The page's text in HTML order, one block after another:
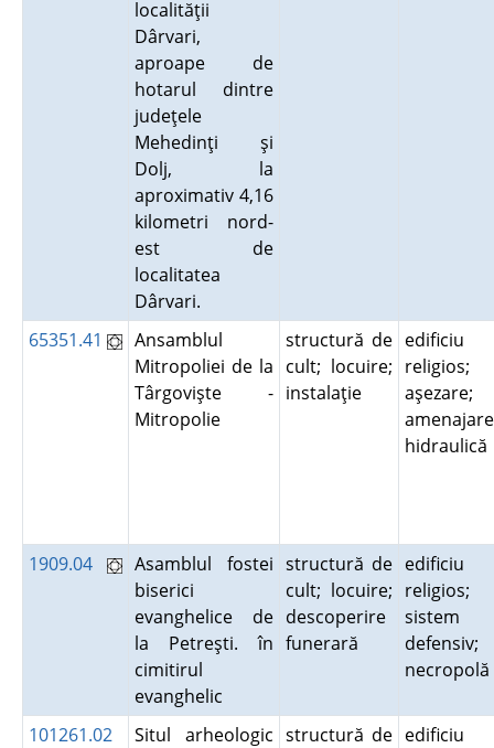
localităţii
Dârvari,
aproape de
hotarul dintre
judeţele
Mehedinţi şi
Dolj, la
aproximativ 4,16
kilometri nord-
est de
localitatea
Dârvari.
65351.41
Ansamblul
Mitropoliei de la
Târgovişte -
Mitropolie
structură de
cult; locuire;
instalaţie
edificiu
religios;
aşezare;
amenajare
1909.04
Asamblul fostei
biserici
evanghelice de
la Petreşti. în
cimitirul
evanghelic
structură de
cult; locuire;
descoperire
funerară
edificiu
religios;
sistem
defensiv;
101261.02
Situl arheologic structură de edificiu